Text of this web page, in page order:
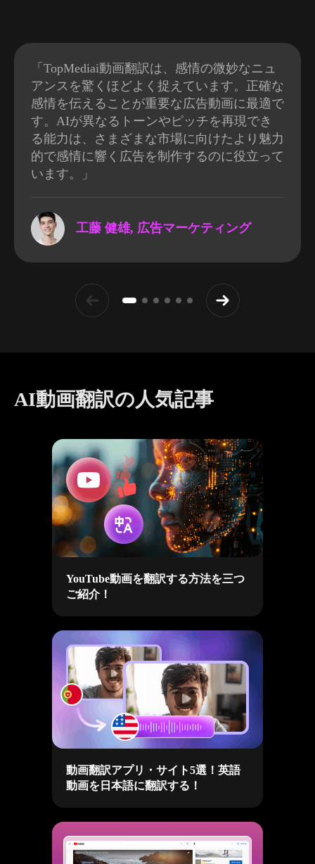
「TopMediai動画翻訳は、感情の微妙なニュ
アンスを驚くほどよく捉えています。正確な
感情を伝えることが重要な広告動画に最適で
す。AIが異なるトーンやピッチを再現でき
る能力は、さまざまな市場に向けたより魅力
的で感情に響く広告を制作するのに役立って
います。」
工藤 健雄, 広告マーケティング
AI動画翻訳の人気記事
YouTube動画を翻訳する方法を三つ
ご紹介！
動画翻訳アプリ・サイト5選！英語
動画を日本語に翻訳する！